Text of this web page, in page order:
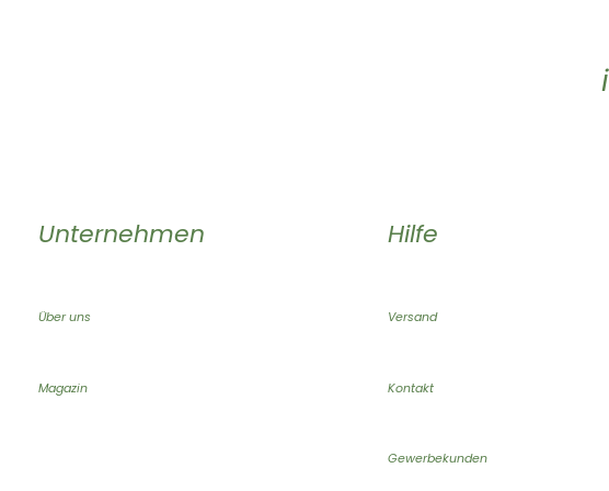
Unternehmen
Über uns
Magazin
Hilfe
Versand
Kontakt
Gewerbekunden